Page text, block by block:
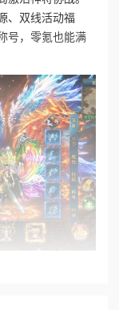
、双线活动福
号，零氪也能满